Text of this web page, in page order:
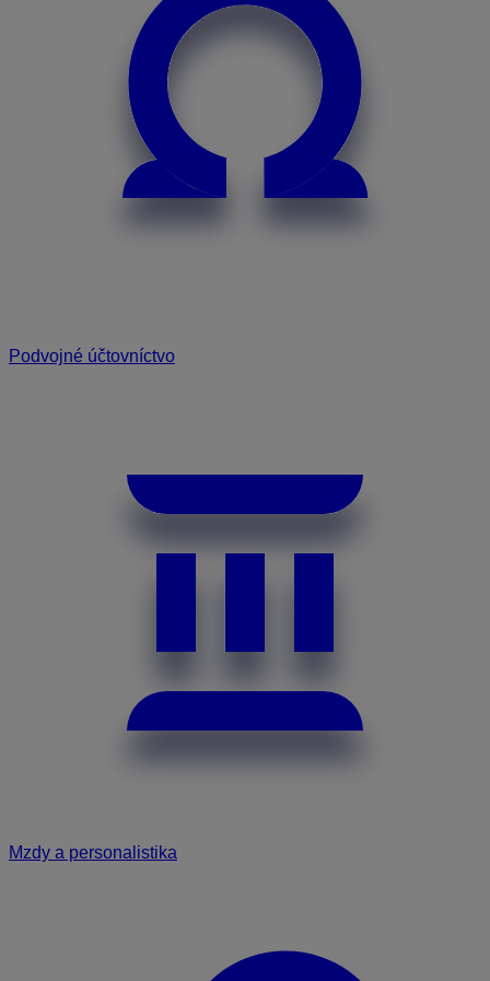
Podvojné účtovníctvo
Mzdy a personalistika